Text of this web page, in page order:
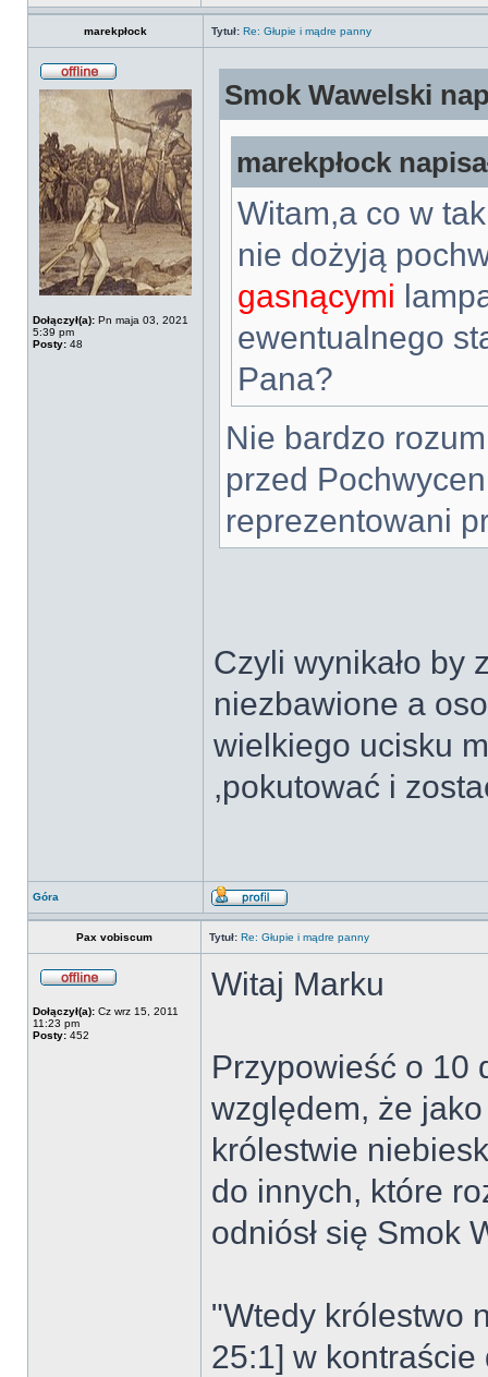
marekpłock Tytuł: Re: Głupie i mądre panny
Dołączył(a): Pn maja 03, 2021
5:39 pm
Posty: 48
Smok Wawelski
marekpłock
Witam,a co w
nie dożyją
gasnącymi
ewentualnego
Pana?
Nie bardzo
przed
reprezentowani
Czyli wynikało by
niezbawione a
wielkiego ucisku
,pokutować i
Góra
Pax vobiscum Tytuł: Re: Głupie i mądre panny
Dołączył(a): Cz wrz 15, 2011
11:23 pm
Posty: 452
Witaj Marku
Przypowieść o 10
względem, że
królestwie
do innych, które
odniósł się Smok
"Wtedy królestwo
25:1] w